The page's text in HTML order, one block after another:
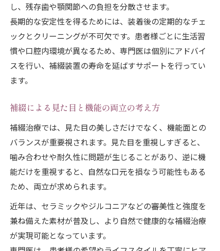
し、残存歯や顎関節への負担を分散させます。
長期的な安定性を得るためには、装着後の定期的なチェ
ックとクリーニングが不可欠です。患者様ごとに生活習
慣や口腔内環境が異なるため、専門医は個別にアドバイ
スを行い、補綴装置の寿命を延ばすサポートを行ってい
ます。
補綴による見た目と機能の両立の考え方
補綴治療では、見た目の美しさだけでなく、機能面との
バランスが重要視されます。見た目を重視しすぎると、
噛み合わせや耐久性に問題が生じることがあり、逆に機
能だけを重視すると、自然な口元を損なう可能性もある
ため、両立が求められます。
近年は、セラミックやジルコニアなどの審美性と強度を
兼ね備えた素材が普及し、より自然で健康的な補綴治療
が実現可能となっています。